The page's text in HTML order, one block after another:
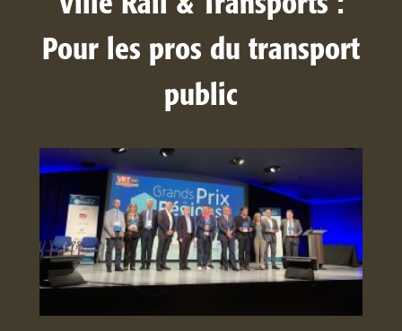
Pour les pros du transport
public